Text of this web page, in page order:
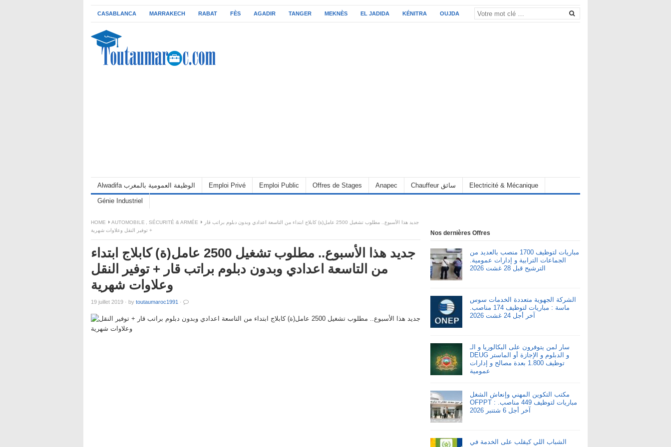
CASABLANCA MARRAKECH RABAT FÈS AGADIR TANGER MEKNÈS EL JADIDA KÉNITRA OUJDA
Alwadifa الوظيفة العمومية بالمغرب Emploi Privé Emploi Public Offres de Stages Anapec Chauffeur سائق Electricité & Mécanique
Génie Industriel
HOME AUTOMOBILE SÉCURITÉ & ARMÉE
جديد هذا الأسبوع.. مطلوب تشغيل 2500 عامل(ة) كابلاج ابتداء من التاسعة اعدادي وبدون دبلوم براتب قار
+ توفير النقل وعلاوات شهرية
جديد هذا الأسبوع.. مطلوب تشغيل 2500 عامل(ة) كابلاج ابتداء
من التاسعة اعدادي وبدون دبلوم براتب قار + توفير النقل
وعلاوات شهرية
19 juillet 2019 · by toutaumaroc1991 ·
Nos dernières Offres
مباريات لتوظيف 1700 منصب بالعديد من
الجماعات الترابية و إدارات عمومية.
الترشيح قبل 28 غشت 2026
الشركة الجهوية متعددة الخدمات سوس
ماسة : مباريات لتوظيف 174 مناصب.
آخر أجل 24 غشت 2026
سار لمن يتوفرون على البكالوريا و الـ
DEUG و الدبلوم و الإجازة أو الماستر
توظيف 1.800 بعدة مصالح و إدارات
عمومية
مكتب التكوين المهني وإنعاش الشغل
OFPPT : مباريات لتوظيف 449 مناصب.
آخر أجل 6 شتنبر 2026
الشباب اللي كيقلب على الخدمة في